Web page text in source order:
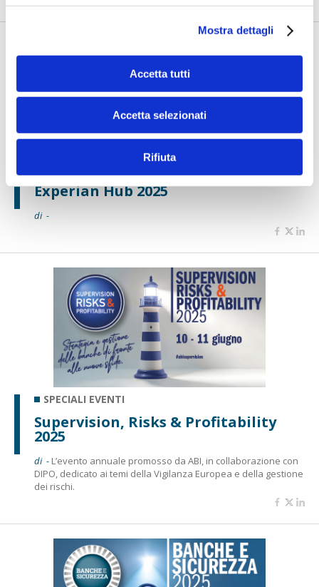
Mostra dettagli
Accetta tutti
Accetta selezionati
Rifiuta
Experian Hub 2025
di -
SPECIALI EVENTI
Supervision, Risks & Profitability
2025
di - L’evento annuale promosso da ABI, in collaborazione con
DIPO, dedicato ai temi della Vigilanza Europea e della gestione
dei rischi.